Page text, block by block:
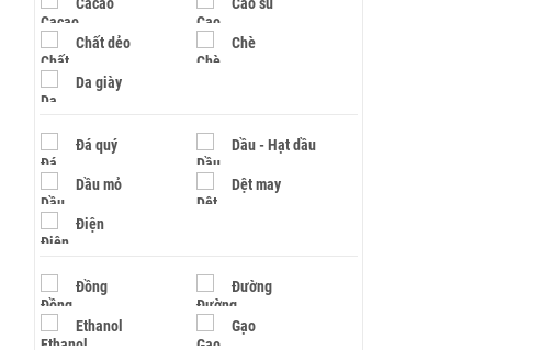
Chất dẻo Chè
Da giày
Đá quý Dầu - Hạt dầu
Dầu mỏ Dệt may
Điện
Đồng Đường
Ethanol Gạo